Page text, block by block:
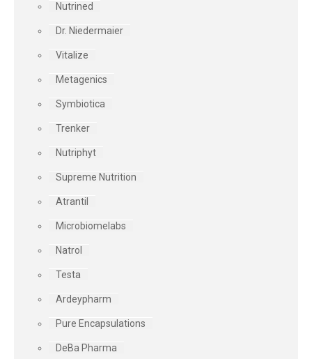
Nutrined
Dr. Niedermaier
Vitalize
Metagenics
Symbiotica
Trenker
Nutriphyt
Supreme Nutrition
Atrantil
Microbiomelabs
Natrol
Testa
Ardeypharm
Pure Encapsulations
DeBa Pharma